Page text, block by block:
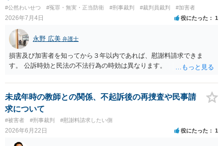
#公然わいせつ #冤罪・無実・正当防衛 #刑事裁判 #裁判員裁判 #加害者
2026年7月4日 役にたった 1
永野 広美 弁護士
損害及び加害者を知ってから３年以内であれば、慰謝料請求できま
す。 公訴時効と民法の不法行為の時効は異なります。
未成年時の教師との関係、不起訴後の再捜査や民事請
求について
#被害者 #刑事裁判 #慰謝料請求したい側
2026年6月22日 役にたった 1